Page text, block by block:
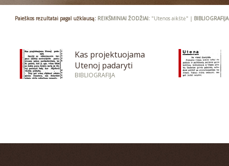
Paieškos rezultatai pagal užklausą: REIKŠMINIAI ŽODŽIAI: "Utenos aikštė" | BIBLIOGRAFIJA
Kas projektuojama
Utenoj padaryti
BIBLIOGRAFIJA